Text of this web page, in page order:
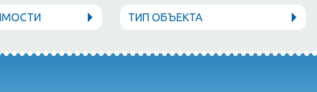
ТИП ОБЪЕКТА